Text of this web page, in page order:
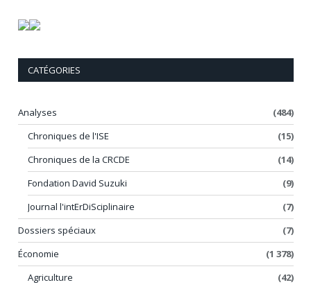
CATÉGORIES
Analyses
(484)
Chroniques de l'ISE
(15)
Chroniques de la CRCDE
(14)
Fondation David Suzuki
(9)
Journal l'intErDiSciplinaire
(7)
Dossiers spéciaux
(7)
Économie
(1 378)
Agriculture
(42)